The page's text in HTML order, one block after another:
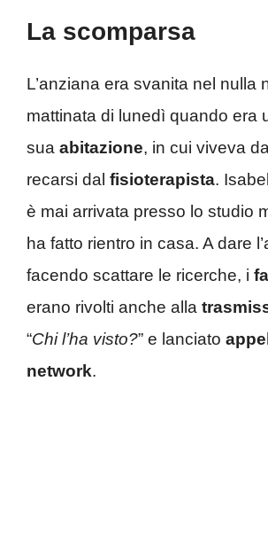
La scomparsa
L’anziana era svanita nel nulla
mattinata di lunedì quando era
sua abitazione, in cui viveva
recarsi dal fisioterapista.
è mai arrivata presso lo studio
ha fatto rientro in casa. A dare
facendo scattare le ricerche, i
erano rivolti anche alla
“Chi l’ha visto?” e lanciato
network.